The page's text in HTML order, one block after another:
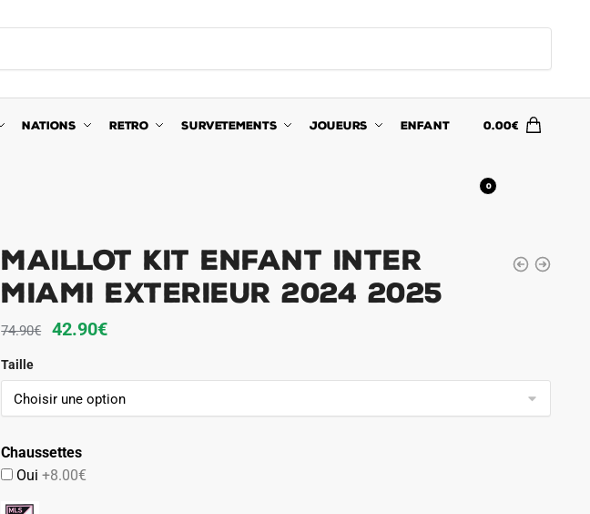
NATIONS RETRO SURVETEMENTS JOUEURS ENFANT 0.00€
0
Maillot Kit Enfant Inter
Miami Exterieur 2024 2025
74.90€
Le
initial
était :
42.90€Le
actuel
est :
Taille
Chaussettes
Oui+8.00€